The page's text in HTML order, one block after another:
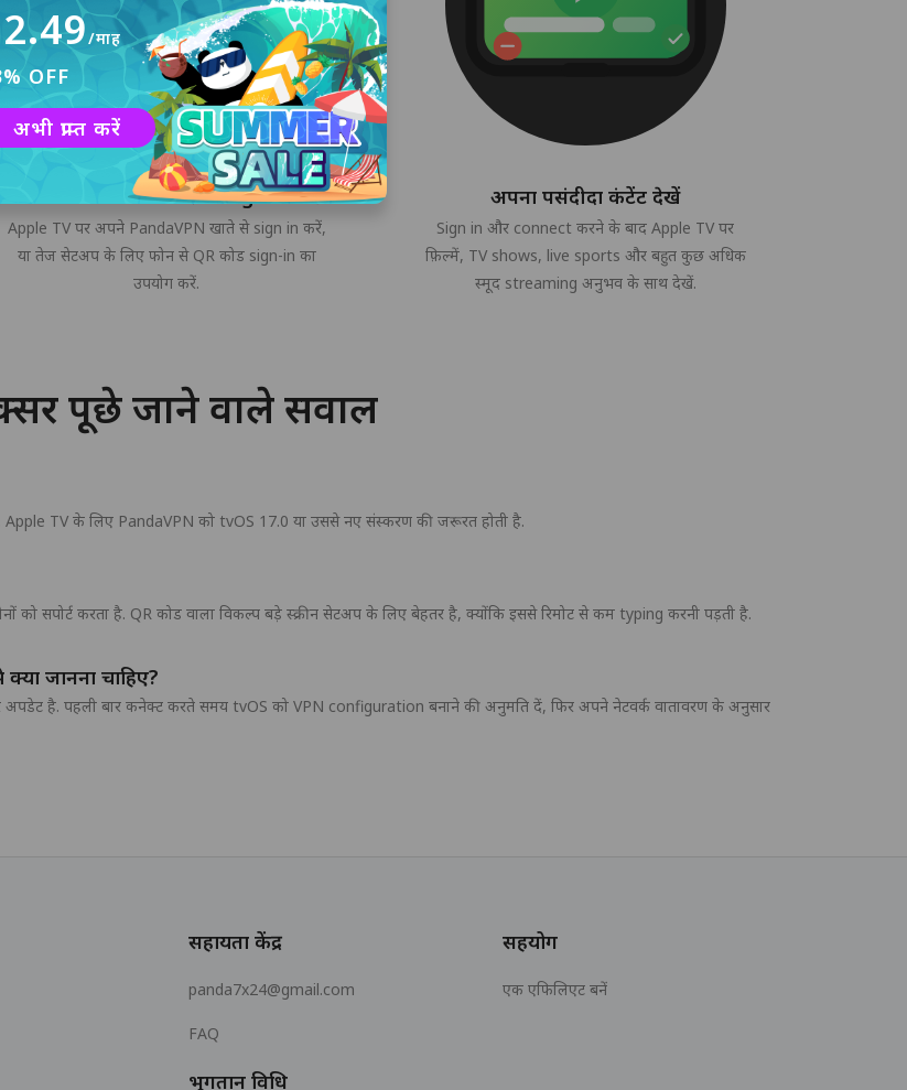
अपने PandaVPN खाते में sign in करें
Apple TV पर अपने PandaVPN खाते से sign in करें,
या तेज सेटअप के लिए फोन से QR कोड sign-in का
उपयोग करें.
अपना पसंदीदा कंटेंट देखें
Sign in और connect करने के बाद Apple TV पर
फ़िल्में, TV shows, live sports और बहुत कुछ अधिक
स्मूद streaming अनुभव के साथ देखें.
पूछे जाने वाले सवाल
TV के लिए PandaVPN को tvOS 17.0 या उससे नए संस्करण की जरूरत होती है.
सपोर्ट करता है. QR कोड वाला विकल्प बड़े स्क्रीन सेटअप के लिए बेहतर है, क्योंकि इससे रिमोट से कम typing करनी पड़ती है.
जानना चाहिए?
है. पहली बार कनेक्ट करते समय tvOS को VPN configuration बनाने की अनुमति दें, फिर अपने नेटवर्क वातावरण के अनुसार
/माह
OFF
अभी प्राप्त करें
सहायता केंद्र
panda7x24@gmail.com
FAQ
सहयोग
एक एफिलिएट बनें
भुगतान विधि